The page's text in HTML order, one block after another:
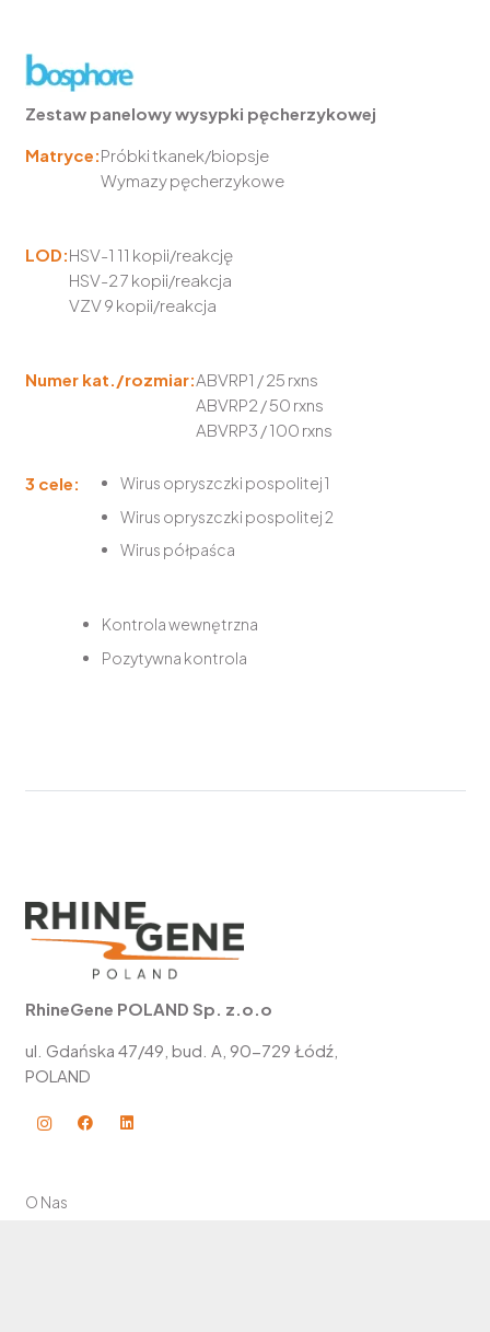
Zestaw panelowy wysypki pęcherzykowej
Matryce:Próbki tkanek/biopsje
Wymazy pęcherzykowe
LOD:HSV-1 11 kopii/reakcję
HSV-2 7 kopii/reakcja
VZV 9 kopii/reakcja
Numer kat./rozmiar:ABVRP1 / 25 rxns
ABVRP2 / 50 rxns
ABVRP3 / 100 rxns
3 cele:
Wirus opryszczki pospolitej 1
Wirus opryszczki pospolitej 2
Wirus półpaśca
Kontrola wewnętrzna
Pozytywna kontrola
RhineGene POLAND Sp. z.o.o
ul. Gdańska 47/49, bud. A, 90-729 Łódź,
POLAND
O Nas